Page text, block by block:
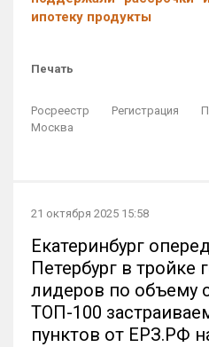
ипотеку продукты
Печать
Росреестр Регистрация
Москва
21 октября 2025 15:58
Екатеринбург
Петербург в тройке
лидеров по объему
ТОП-100
пунктов от ЕРЗ.РФ